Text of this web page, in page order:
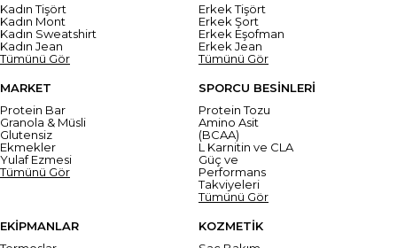
Kadın Tişört
Kadın Mont
Kadın Sweatshirt
Kadın Jean
Tümünü Gör
Erkek Tişört
Erkek Şort
Erkek Eşofman
Erkek Jean
Tümünü Gör
MARKET
Protein Bar
Granola & Müsli
Glutensiz
Ekmekler
Yulaf Ezmesi
Tümünü Gör
SPORCU BESİNLERİ
Protein Tozu
Amino Asit
(BCAA)
L Karnitin ve CLA
Güç ve
Performans
Takviyeleri
Tümünü Gör
EKİPMANLAR
KOZMETİK